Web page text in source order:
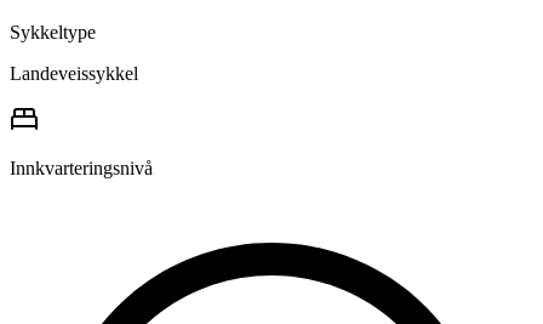
Sykkeltype
Landeveissykkel
Innkvarteringsnivå